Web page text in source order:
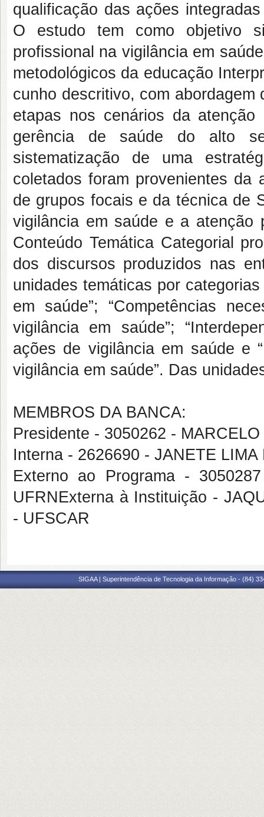
qualificação das ações
O estudo tem como objetivo
profissional na vigilância em
metodológicos da educação
cunho descritivo, com
etapas nos cenários da
gerência de saúde do alto
sistematização de uma
coletados foram provenientes da
de grupos focais e da técnica de
vigilância em saúde e a atenção
Conteúdo Temática Categorial
dos discursos produzidos nas
unidades temáticas por
em saúde”; “Competências
vigilância em saúde”;
ações de vigilância em saúde e
vigilância em saúde”. Das
MEMBROS DA BANCA:
Presidente - 3050262 -
Interna - 2626690 - JANETE LIMA
Externo ao Programa -
UFRNExterna à Instituição -
- UFSCAR
SIGAA | Superintendência de Tecnologia da Informação - (84)